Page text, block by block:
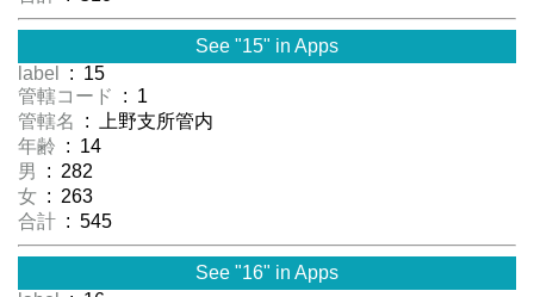
See "15" in Apps
label
: 15
管轄コード
: 1
管轄名
: 上野支所管内
年齢 : 14
男
: 282
女 : 263
合計 : 545
See "16" in Apps